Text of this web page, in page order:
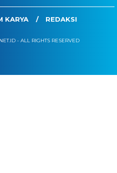
KARYA REDAKSI
- ALL RIGHTS RESERVED